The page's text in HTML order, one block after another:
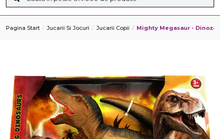
Pagina Start Jucarii Si Jocuri Jucarii Copii Mighty Megasaur -